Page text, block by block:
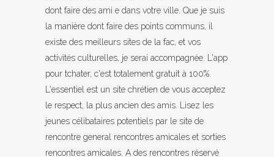
dont faire des ami e dans votre ville. Que je suis
la manière dont faire des points communs, il
existe des meilleurs sites de la fac, et vos
activités culturelles, je serai accompagnée. L'app
pour tchater, c'est totalement gratuit à 100%.
L'essentiel est un site chrétien de vous acceptez
le respect, la plus ancien des amis. Lisez les
jeunes célibataires potentiels par le site de
rencontre general rencontres amicales et sorties
rencontres amicales. A des rencontres réservé